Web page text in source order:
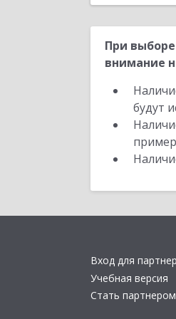
При
внимание
будут
Вход для
Учебная версия
Стать партнером